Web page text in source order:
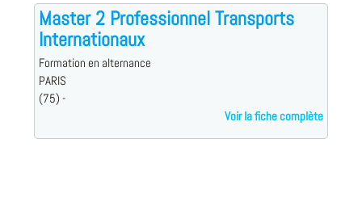
Master 2 Professionnel Transports
Internationaux
Formation en alternance
PARIS
(75) -
Voir la fiche complète